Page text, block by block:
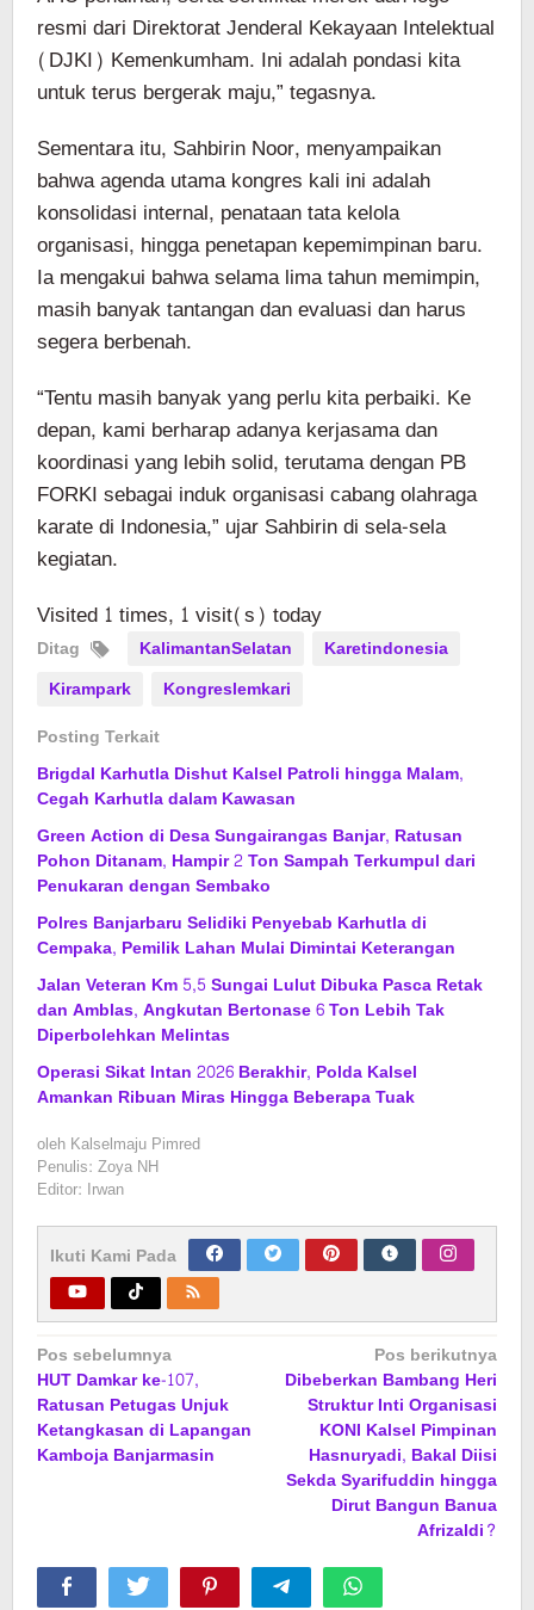
resmi dari Direktorat Jenderal Kekayaan Intelektual
(DJKI) Kemenkumham. Ini adalah pondasi kita
untuk terus bergerak maju,” tegasnya.
Sementara itu, Sahbirin Noor, menyampaikan
bahwa agenda utama kongres kali ini adalah
konsolidasi internal, penataan tata kelola
organisasi, hingga penetapan kepemimpinan baru.
Ia mengakui bahwa selama lima tahun memimpin,
masih banyak tantangan dan evaluasi dan harus
segera berbenah.
“Tentu masih banyak yang perlu kita perbaiki. Ke
depan, kami berharap adanya kerjasama dan
koordinasi yang lebih solid, terutama dengan PB
FORKI sebagai induk organisasi cabang olahraga
karate di Indonesia,” ujar Sahbirin di sela-sela
kegiatan.
Visited 1 times, 1 visit(s) today
Ditag KalimantanSelatan
Karetindonesia
Kirampark
Kongreslemkari
Posting Terkait
Brigdal Karhutla Dishut Kalsel Patroli hingga Malam,
Cegah Karhutla dalam Kawasan
Green Action di Desa Sungairangas Banjar, Ratusan
Pohon Ditanam, Hampir 2 Ton Sampah Terkumpul dari
Penukaran dengan Sembako
Polres Banjarbaru Selidiki Penyebab Karhutla di
Cempaka, Pemilik Lahan Mulai Dimintai Keterangan
Jalan Veteran Km 5,5 Sungai Lulut Dibuka Pasca Retak
dan Amblas, Angkutan Bertonase 6 Ton Lebih Tak
Diperbolehkan Melintas
Operasi Sikat Intan 2026 Berakhir, Polda Kalsel
Amankan Ribuan Miras Hingga Beberapa Tuak
oleh Kalselmaju Pimred
Penulis: Zoya NH
Editor: Irwan
Ikuti Kami Pada
Navigasi
pos
Pos sebelumnya
HUT Damkar ke-107,
Ratusan Petugas Unjuk
Ketangkasan di Lapangan
Kamboja Banjarmasin
Pos berikutnya
Dibeberkan Bambang Heri
Struktur Inti Organisasi
KONI Kalsel Pimpinan
Hasnuryadi, Bakal Diisi
Sekda Syarifuddin hingga
Dirut Bangun Banua
Afrizaldi?